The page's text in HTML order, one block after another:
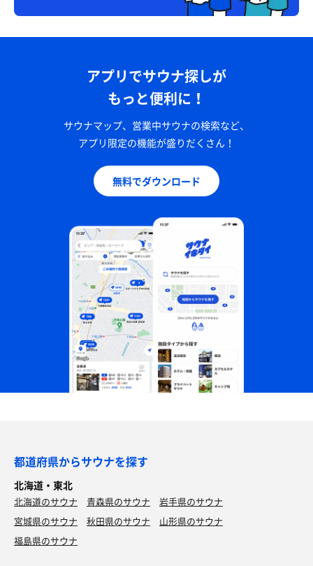
アプリでサウナ探しが
もっと便利に！
サウナマップ、営業中サウナの検索など、
アプリ限定の機能が盛りだくさん！
無料でダウンロード
都道府県からサウナを探す
北海道・東北
北海道のサウナ 青森県のサウナ
岩手県のサウナ
宮城県のサウナ
秋田県のサウナ
山形県のサウナ
福島県のサウナ